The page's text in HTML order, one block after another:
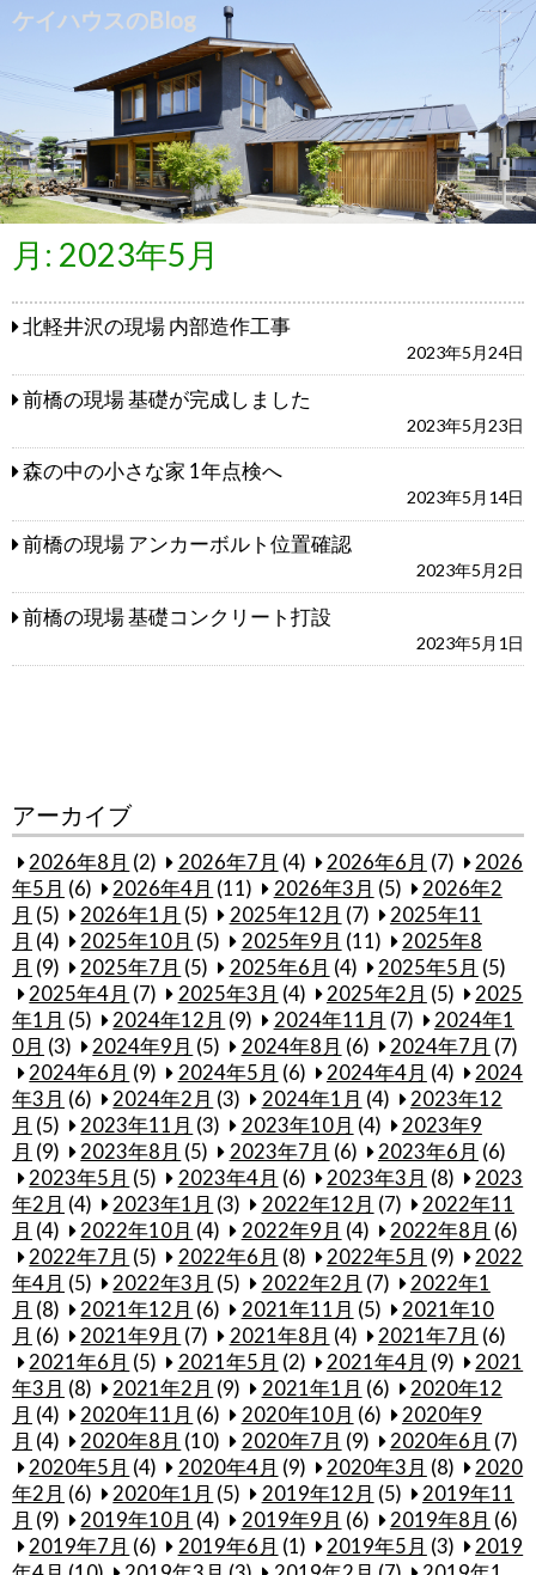
ケイハウスのBlog
月: 2023年5月
北軽井沢の現場 内部造作工事
2023年5月24日
前橋の現場 基礎が完成しました
2023年5月23日
森の中の小さな家 1年点検へ
2023年5月14日
前橋の現場 アンカーボルト位置確認
2023年5月2日
前橋の現場 基礎コンクリート打設
2023年5月1日
アーカイブ
2026年8月 (2) 2026年7月 (4) 2026年6月 (7)
2026
年5月 (6) 2026年4月 (11) 2026年3月 (5)
2026年2
月 (5) 2026年1月 (5) 2025年12月 (7)
2025年11
月 (4) 2025年10月 (5) 2025年9月 (11)
2025年8
月 (9) 2025年7月 (5) 2025年6月 (4) 2025年5月 (5)
2025年4月 (7) 2025年3月 (4) 2025年2月 (5)
2025
年1月 (5) 2024年12月 (9) 2024年11月 (7)
2024年1
0月 (3) 2024年9月 (5) 2024年8月 (6) 2024年7月 (7)
2024年6月 (9) 2024年5月 (6) 2024年4月 (4)
2024
年3月 (6) 2024年2月 (3) 2024年1月 (4)
2023年12
月 (5) 2023年11月 (3) 2023年10月 (4)
2023年9
月 (9) 2023年8月 (5) 2023年7月 (6) 2023年6月 (6)
2023年5月 (5) 2023年4月 (6) 2023年3月 (8)
2023
年2月 (4) 2023年1月 (3) 2022年12月 (7)
2022年11
月 (4) 2022年10月 (4) 2022年9月 (4) 2022年8月 (6)
2022年7月 (5) 2022年6月 (8) 2022年5月 (9)
2022
年4月 (5) 2022年3月 (5) 2022年2月 (7)
2022年1
月 (8) 2021年12月 (6) 2021年11月 (5)
2021年10
月 (6) 2021年9月 (7) 2021年8月 (4) 2021年7月 (6)
2021年6月 (5) 2021年5月 (2) 2021年4月 (9)
2021
年3月 (8) 2021年2月 (9) 2021年1月 (6)
2020年12
月 (4) 2020年11月 (6) 2020年10月 (6)
2020年9
月 (4) 2020年8月 (10) 2020年7月 (9) 2020年6月 (7)
2020年5月 (4) 2020年4月 (9) 2020年3月 (8)
2020
年2月 (6) 2020年1月 (5) 2019年12月 (5)
2019年11
月 (9) 2019年10月 (4) 2019年9月 (6) 2019年8月 (6)
2019年7月 (6) 2019年6月 (1) 2019年5月 (3)
2019